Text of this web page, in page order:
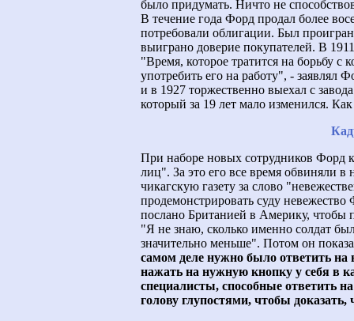
было придумать. Ничто не
В течение года Форд продал более
потребовали облигации. Был
выиграно доверие покупателей. В
"Время, которое тратится на борьбу с
употребить его на работу", -
и в 1927 торжественно выехал с
который за 19 лет мало изменился.
При наборе новых сотрудников Форд
лиц". За это его все время обвиняли
чикагскую газету за слово
продемонстрировать суду
послано Британией в Америку, чтобы
"Я не знаю, сколько именно солдат
значительно меньше". Потом он
самом деле нужно было ответить
нажать на нужную кнопку у себя в
специалисты, способные ответить
голову глупостями, чтобы